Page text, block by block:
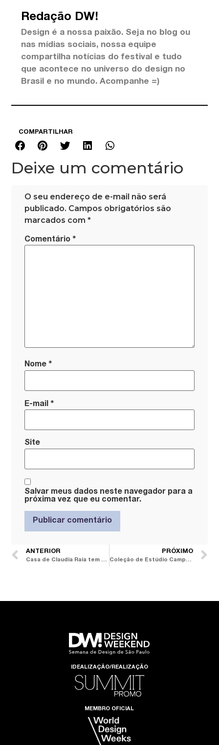
Redação DW!
Design é a nossa paixão. Seja no blog ou
nas mídias sociais, nossa equipe
compartilha notícias do festival e tudo
que acontece no universo do design no
Brasil e no mundo. Acompanhe =)
COMPARTILHAR
Deixe um comentário
O seu endereço de e-mail não será
publicado. Campos obrigatórios são
marcados com*
Comentário*
Nome*
E-mail*
Site
Salvar meus dados neste navegador para a
próxima vez que eu comentar.
ANTERIOR
Casa de Claudia Raia tem marcenaria Dell Anno e projeto de Léo Shehtman
PRÓXIMO
Coleção de Estúdio Campana e Paola Lenti vence o NYCxDesign Awards 2023
IDEALIZAÇÃO/REALIZAÇÃO
MEMBRO OFICIAL